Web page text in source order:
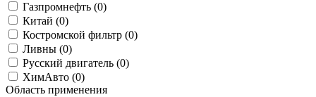
Газпромнефть (0)
Китай (0)
Костромской фильтр (0)
Ливны (0)
Русский двигатель (0)
ХимАвто (0)
Область применения